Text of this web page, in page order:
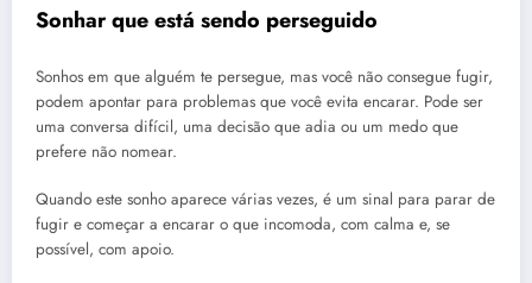
Sonhar que está sendo perseguido
Sonhos em que alguém te persegue, mas você não consegue fugir,
podem apontar para problemas que você evita encarar. Pode ser
uma conversa difícil, uma decisão que adia ou um medo que
prefere não nomear.
Quando este sonho aparece várias vezes, é um sinal para parar de
fugir e começar a encarar o que incomoda, com calma e, se
possível, com apoio.